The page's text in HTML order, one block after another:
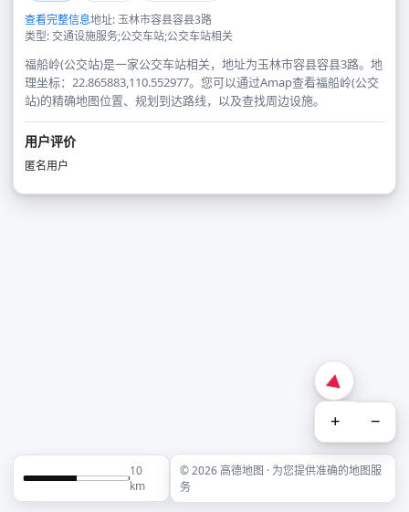
查看完整信息地址: 玉林市容县容县3路
类型: 交通设施服务;公交车站;公交车站相关
福船岭(公交站)是一家公交车站相关，地址为玉林市容县容县3路。地
理坐标：22.865883,110.552977。您可以通过Amap查看福船岭(公交
站)的精确地图位置、规划到达路线，以及查找周边设施。
用户评价
匿名用户
+ −
10
km
© 2026 高德地图 · 为您提供准确的地图服
务